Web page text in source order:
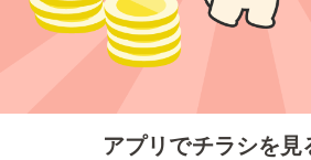
アプリでチラシを見